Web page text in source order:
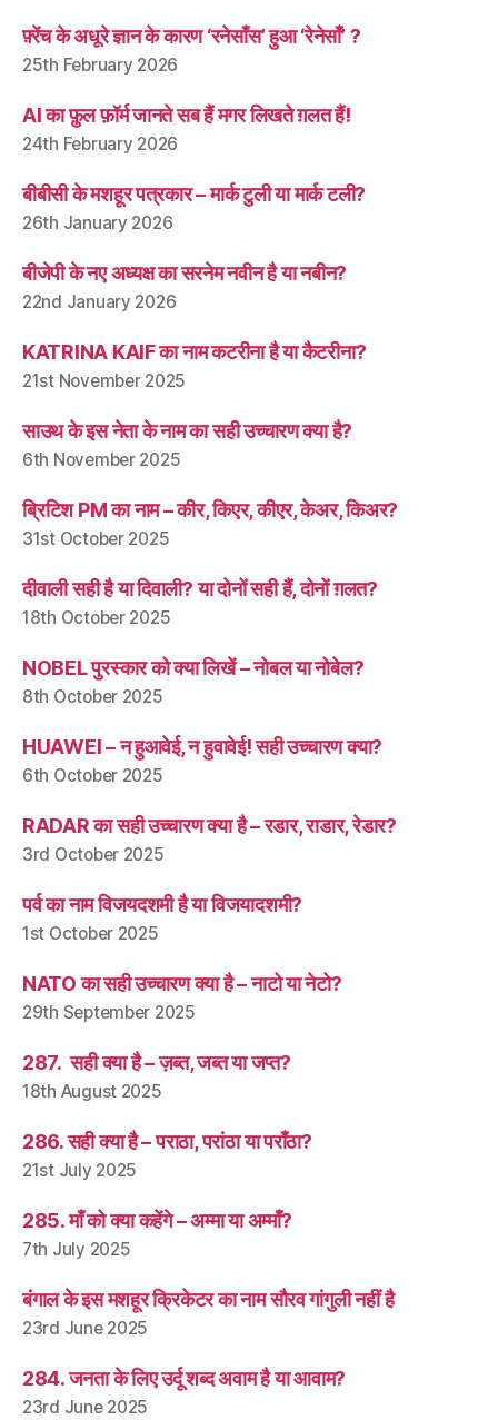
फ़्रेंच के अधूरे ज्ञान के कारण ‘रनेसाँस’ हुआ ‘रेनेसाँ’ ?
25th February 2026
AI का फ़ुल फ़ॉर्म जानते सब हैं मगर लिखते ग़लत हैं!
24th February 2026
बीबीसी के मशहूर पत्रकार – मार्क टुली या मार्क टली?
26th January 2026
बीजेपी के नए अध्यक्ष का सरनेम नवीन है या नबीन?
22nd January 2026
KATRINA KAIF का नाम कटरीना है या कैटरीना?
21st November 2025
साउथ के इस नेता के नाम का सही उच्चारण क्या है?
6th November 2025
ब्रिटिश PM का नाम – कीर, किएर, कीएर, केअर, किअर?
31st October 2025
दीवाली सही है या दिवाली? या दोनों सही हैं, दोनों ग़लत?
18th October 2025
NOBEL पुरस्कार को क्या लिखें – नोबल या नोबेल?
8th October 2025
HUAWEI – न हुआवेई, न हुवावेई! सही उच्चारण क्या?
6th October 2025
RADAR का सही उच्चारण क्या है – रडार, राडार, रेडार?
3rd October 2025
पर्व का नाम विजयदशमी है या विजयादशमी?
1st October 2025
NATO का सही उच्चारण क्या है – नाटो या नेटो?
29th September 2025
287. सही क्या है – ज़ब्त, जब्त या जप्त?
18th August 2025
286. सही क्या है – पराठा, परांठा या पराँठा?
21st July 2025
285. माँ को क्या कहेंगे – अम्मा या अम्माँ?
7th July 2025
बंगाल के इस मशहूर क्रिकेटर का नाम सौरव गांगुली नहीं है
23rd June 2025
284. जनता के लिए उर्दू शब्द अवाम है या आवाम?
23rd June 2025